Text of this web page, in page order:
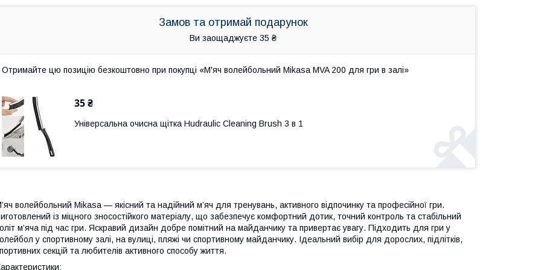
Замов та отримай подарунок
Ви заощаджуєте 35 ₴
Отримайте цю позицію безкоштовно при покупці «М'яч волейбольний Mikasa MVA 200 для гри в залі»
35 ₴
Універсальна очисна щітка Hudraulic Cleaning Brush 3 в 1
волейбольний Mikasa — якісний та надійний м’яч для тренувань, активного відпочинку та професійної гри.
із міцного зносостійкого матеріалу, що забезпечує комфортний дотик, точний контроль та стабільний
м’яча під час гри. Яскравий дизайн добре помітний на майданчику та привертає увагу. Підходить для гри у
у спортивному залі, на вулиці, пляжі чи спортивному майданчику. Ідеальний вибір для дорослих, підлітків,
секцій та любителів активного способу життя.